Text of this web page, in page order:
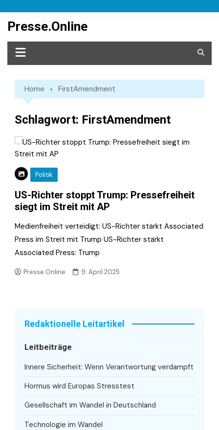
content
Presse.Online
Home FirstAmendment
Schlagwort: FirstAmendment
Politik
US-Richter stoppt Trump: Pressefreiheit
siegt im Streit mit AP
Medienfreiheit verteidigt: US-Richter stärkt Associated
Press im Streit mit Trump US-Richter stärkt
Associated Press: Trump
Presse.Online 9. April 2025
Redaktionelle Leitartikel
Leitbeiträge
Innere Sicherheit: Wenn Verantwortung verdampft
Hormus wird Europas Stresstest
Gesellschaft im Wandel in Deutschland
Technologie im Wandel